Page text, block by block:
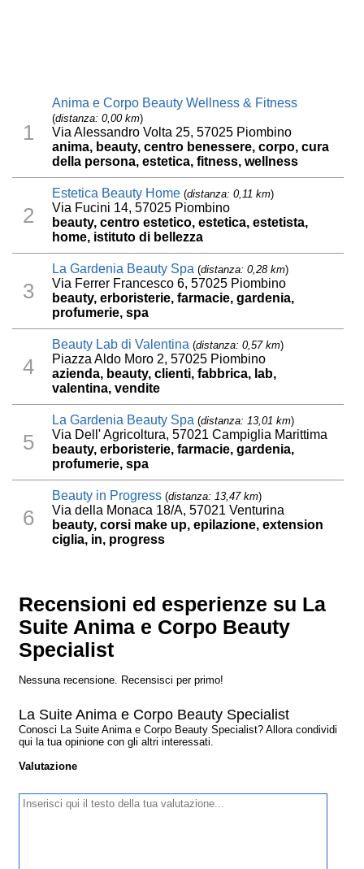
1
Anima e Corpo Beauty Wellness & Fitness
(distanza: 0,00 km)
Via Alessandro Volta 25, 57025 Piombino
anima, beauty, centro benessere, corpo, cura
della persona, estetica, fitness, wellness
2
Estetica Beauty Home (distanza: 0,11 km)
Via Fucini 14, 57025 Piombino
beauty, centro estetico, estetica, estetista,
home, istituto di bellezza
3
La Gardenia Beauty Spa (distanza: 0,28 km)
Via Ferrer Francesco 6, 57025 Piombino
beauty, erboristerie, farmacie, gardenia,
profumerie, spa
4
Beauty Lab di Valentina (distanza: 0,57 km)
Piazza Aldo Moro 2, 57025 Piombino
azienda, beauty, clienti, fabbrica, lab,
valentina, vendite
5
La Gardenia Beauty Spa (distanza: 13,01 km)
Via Dell' Agricoltura, 57021 Campiglia Marittima
beauty, erboristerie, farmacie, gardenia,
profumerie, spa
6
Beauty in Progress (distanza: 13,47 km)
Via della Monaca 18/A, 57021 Venturina
beauty, corsi make up, epilazione, extension
ciglia, in, progress
Recensioni ed esperienze su La
Suite Anima e Corpo Beauty
Specialist
Nessuna recensione. Recensisci per primo!
La Suite Anima e Corpo Beauty Specialist
Conosci La Suite Anima e Corpo Beauty Specialist? Allora condividi
qui la tua opinione con gli altri interessati.
Valutazione